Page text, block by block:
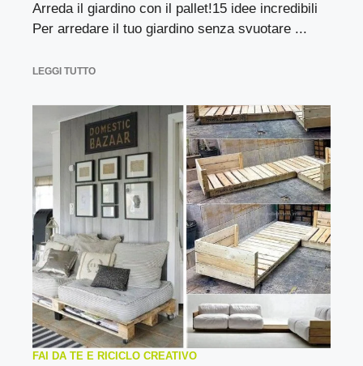
Arreda il giardino con il pallet!15 idee incredibili
Per arredare il tuo giardino senza svuotare ...
LEGGI TUTTO
FAI DA TE E RICICLO CREATIVO